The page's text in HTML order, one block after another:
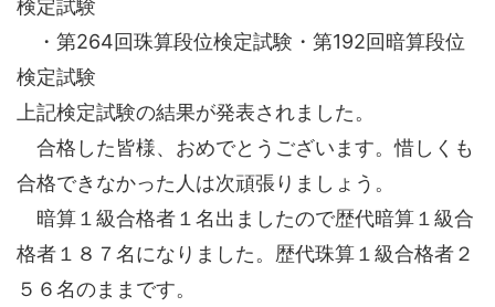
検定試験
・第264回珠算段位検定試験・第192回暗算段位
検定試験
上記検定試験の結果が発表されました。
合格した皆様、おめでとうございます。惜しくも
合格できなかった人は次頑張りましょう。
暗算１級合格者１名出ましたので歴代暗算１級合
格者１８７名になりました。歴代珠算１級合格者２
５６名のままです。